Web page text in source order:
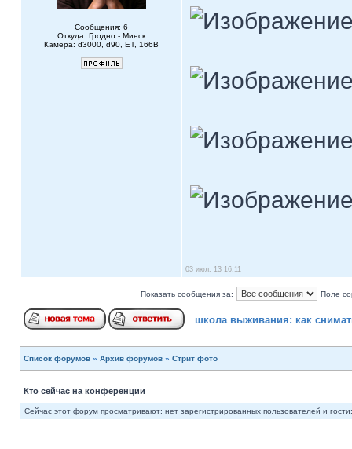
Сообщения: 6
Откуда: Гродно - Минск
Камера: d3000, d90, ET, 166В
03 июл, 13 16:11
Показать сообщения за: Поле
школа выживания: как
Список форумов » Архив форумов » Стрит фото
Кто сейчас на конференции
Сейчас этот форум просматривают: нет зарегистрированных пользователей и